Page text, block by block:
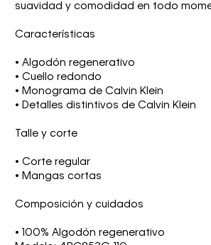
suavidad y comodidad en todo
Características
• Algodón regenerativo
• Cuello redondo
• Monograma de Calvin Klein
• Detalles distintivos de Calvin Klein
Talle y corte
• Corte regular
• Mangas cortas
Composición y cuidados
• 100% Algodón regenerativo